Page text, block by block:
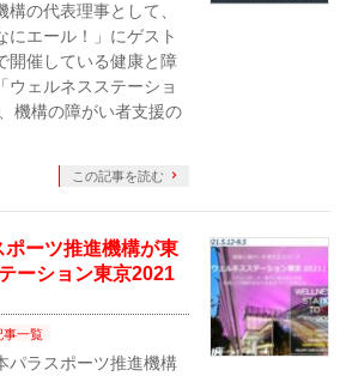
の代表理事として、
にエール！」にゲスト
開催している健康と障
ウェルネスステーショ
機構の障がい者支援の
この記事を読む
ーツ推進機構が東
ーション東京2021
事一覧
パラスポーツ推進機構